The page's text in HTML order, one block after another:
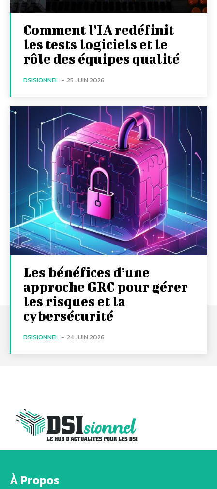
Comment l’IA redéfinit
les tests logiciels et le
rôle des équipes qualité
DSISIONNEL - 25 JUIN 2026
Les bénéfices d’une
approche GRC pour gérer
les risques et la
cybersécurité
DSISIONNEL - 24 JUIN 2026
À Propos